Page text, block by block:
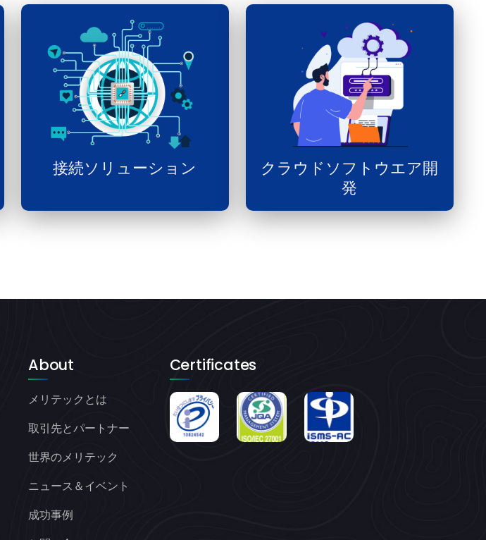
接続ソリューション
クラウドソフトウエア開
発
About
メリテックとは
取引先とパートナー
世界のメリテック
ニュース＆イベント
成功事例
Certificates